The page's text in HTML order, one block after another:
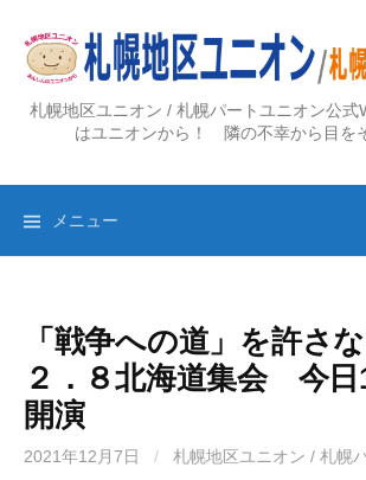
ス
札幌地区ユニオン / 札幌パートユニオン公
はユニオンから！ 隣の不幸から目を
メニュー
「戦争への道」を許さ
２．８北海道集会 今日
開演
2021年12月7日 / 札幌地区ユニオン / 札幌